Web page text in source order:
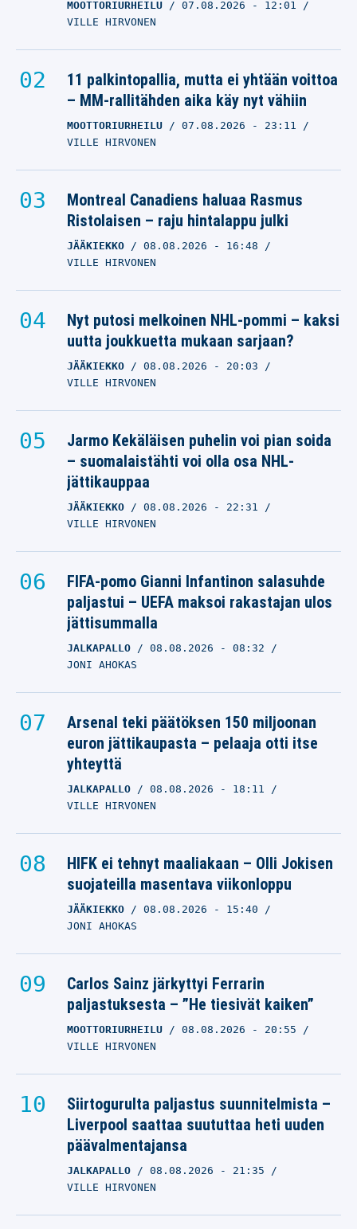
MOOTTORIURHEILU 07.08.2026 - 12:01
VILLE HIRVONEN
11 palkintopallia, mutta ei yhtään voittoa
– MM-rallitähden aika käy nyt vähiin
MOOTTORIURHEILU 07.08.2026 - 23:11
VILLE HIRVONEN
Montreal Canadiens haluaa Rasmus
Ristolaisen – raju hintalappu julki
JÄÄKIEKKO 08.08.2026 - 16:48
VILLE HIRVONEN
Nyt putosi melkoinen NHL-pommi – kaksi
uutta joukkuetta mukaan sarjaan?
JÄÄKIEKKO 08.08.2026 - 20:03
VILLE HIRVONEN
Jarmo Kekäläisen puhelin voi pian soida
– suomalaistähti voi olla osa NHL-
jättikauppaa
JÄÄKIEKKO 08.08.2026 - 22:31
VILLE HIRVONEN
FIFA-pomo Gianni Infantinon salasuhde
paljastui – UEFA maksoi rakastajan ulos
jättisummalla
JALKAPALLO 08.08.2026 - 08:32
JONI AHOKAS
Arsenal teki päätöksen 150 miljoonan
euron jättikaupasta – pelaaja otti itse
yhteyttä
JALKAPALLO 08.08.2026 - 18:11
VILLE HIRVONEN
HIFK ei tehnyt maaliakaan – Olli Jokisen
suojateilla masentava viikonloppu
JÄÄKIEKKO 08.08.2026 - 15:40
JONI AHOKAS
Carlos Sainz järkyttyi Ferrarin
paljastuksesta – ”He tiesivät kaiken”
MOOTTORIURHEILU 08.08.2026 - 20:55
VILLE HIRVONEN
Siirtogurulta paljastus suunnitelmista –
Liverpool saattaa suututtaa heti uuden
päävalmentajansa
JALKAPALLO 08.08.2026 - 21:35
VILLE HIRVONEN